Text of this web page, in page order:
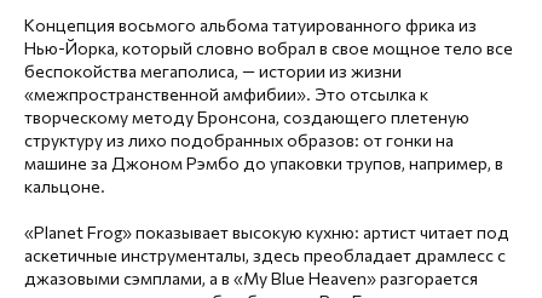
Концепция восьмого альбома татуированного фрика из
Нью-Йорка, который словно вобрал в свое мощное тело все
беспокойства мегаполиса, — истории из жизни
«межпространственной амфибии». Это отсылка к
творческому методу Бронсона, создающего плетеную
структуру из лихо подобранных образов: от гонки на
машине за Джоном Рэмбо до упаковки трупов, например, в
кальцоне.
«Planet Frog» показывает высокую кухню: артист читает под
аскетичные инструменталы, здесь преобладает драмлесс с
джазовыми сэмплами, а в «My Blue Heaven» разгорается